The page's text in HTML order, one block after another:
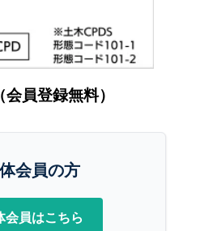
員登録無料）
会員の方
会員はこちら